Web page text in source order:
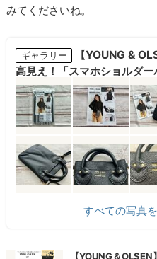
みてくださいね。
ギャラリー
【YOUNG &
高見え！「スマホショルダ
すべての写真
【YOUNG＆